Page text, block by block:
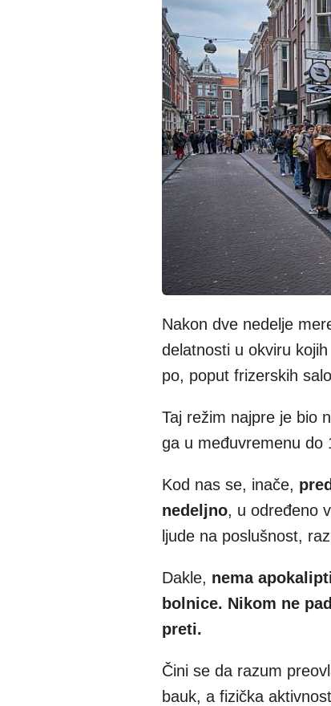
Nakon dve nedelje
delatnosti u okviru
po, poput frizerskih
Taj režim najpre je bio
ga u međuvremenu do
Kod nas se, inače,
nedeljno, u određeno
ljude na poslušnost,
Dakle, nema
bolnice. Nikom ne
preti.
Čini se da razum
bauk, a fizička